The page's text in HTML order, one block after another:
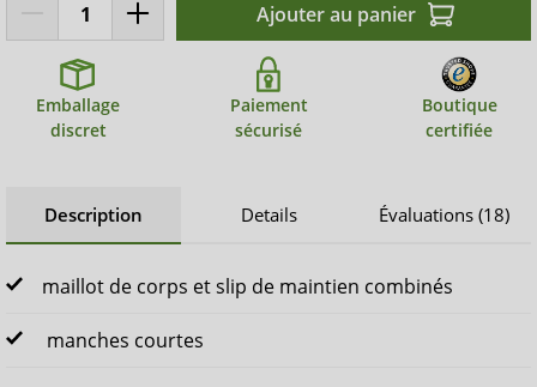
Ajouter au panier
Emballage
discret
Paiement
sécurisé
Boutique
certifiée
Description Details Évaluations (18)
maillot de corps et slip de maintien combinés
manches courtes